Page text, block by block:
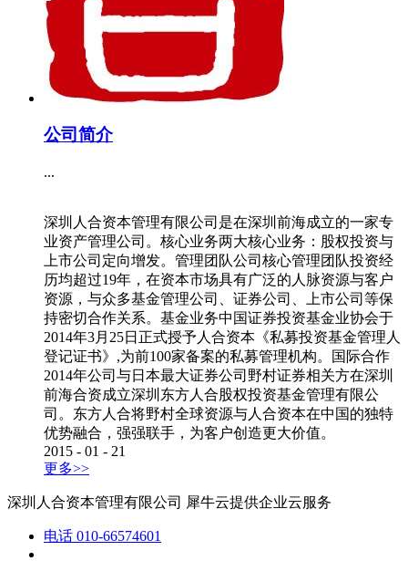
公司简介
...
深圳人合资本管理有限公司是在深圳前海成立的一家专
业资产管理公司。核心业务两大核心业务：股权投资与
上市公司定向增发。管理团队公司核心管理团队投资经
历均超过19年，在资本市场具有广泛的人脉资源与客户
资源，与众多基金管理公司、证券公司、上市公司等保
持密切合作关系。基金业务中国证券投资基金业协会于
2014年3月25日正式授予人合资本《私募投资基金管理人
登记证书》,为前100家备案的私募管理机构。国际合作
2014年公司与日本最大证券公司野村证券相关方在深圳
前海合资成立深圳东方人合股权投资基金管理有限公
司。东方人合将野村全球资源与人合资本在中国的独特
优势融合，强强联手，为客户创造更大价值。
2015 - 01 - 21
更多>>
深圳人合资本管理有限公司 犀牛云提供企业云服务
电话 010-66574601